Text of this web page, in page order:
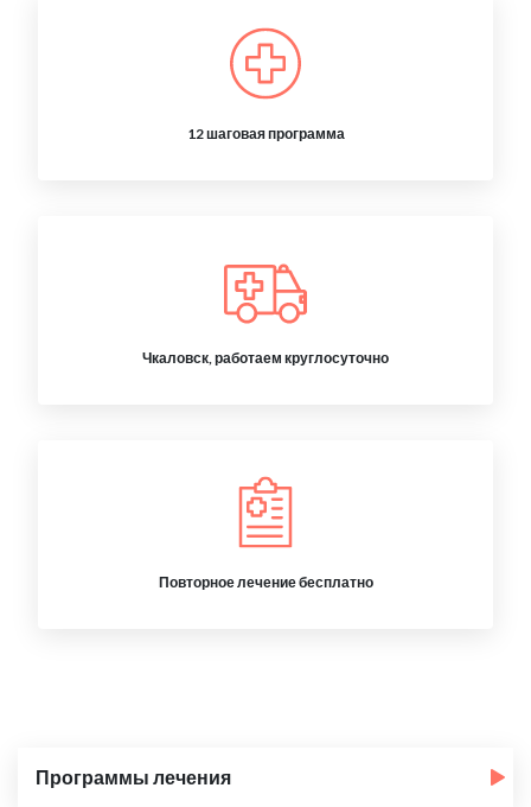
12 шаговая программа
Чкаловск, работаем круглосуточно
Повторное лечение бесплатно
Программы лечения